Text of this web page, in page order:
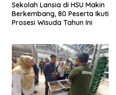
Sekolah Lansia di HSU Makin
Berkembang, 80 Peserta Ikuti
Prosesi Wisuda Tahun Ini